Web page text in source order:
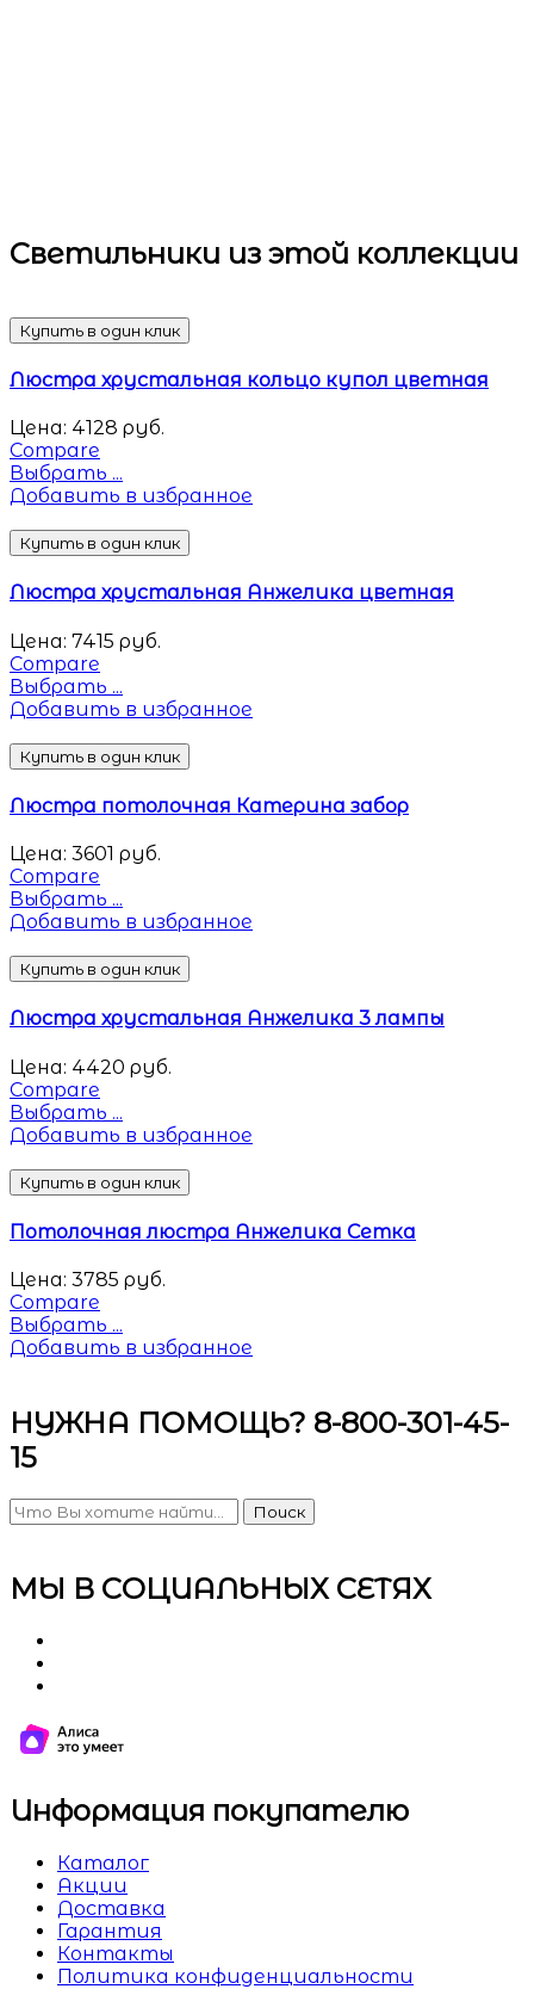
Светильники из этой коллекции
Купить в один клик
Люстра хрустальная кольцо купол цветная
Цена: 4128 руб.
Compare
Выбрать ...
Добавить в избранное
Купить в один клик
Люстра хрустальная Анжелика цветная
Цена: 7415 руб.
Compare
Выбрать ...
Добавить в избранное
Купить в один клик
Люстра потолочная Катерина забор
Цена: 3601 руб.
Compare
Выбрать ...
Добавить в избранное
Купить в один клик
Люстра хрустальная Анжелика 3 лампы
Цена: 4420 руб.
Compare
Выбрать ...
Добавить в избранное
Купить в один клик
Потолочная люстра Анжелика Сетка
Цена: 3785 руб.
Compare
Выбрать ...
Добавить в избранное
НУЖНА ПОМОЩЬ? 8-800-301-45-
15
Поиск
МЫ В СОЦИАЛЬНЫХ СЕТЯХ
Информация покупателю
Каталог
Акции
Доставка
Гарантия
Контакты
Политика конфиденциальности